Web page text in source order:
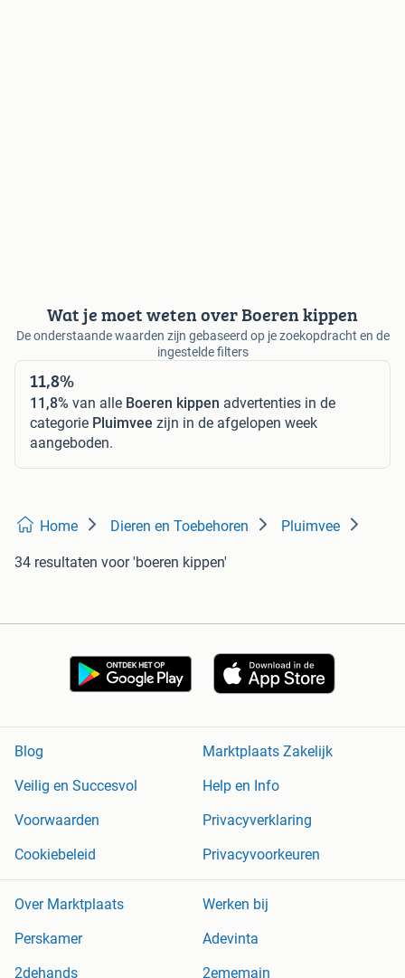
Wat je moet weten over Boeren kippen
De onderstaande waarden zijn gebaseerd op je zoekopdracht en de
ingestelde filters
11,8%
11,8% van alle Boeren kippen advertenties in de
categorie Pluimvee zijn in de afgelopen week
aangeboden.
Home Dieren en Toebehoren Pluimvee
34 resultaten voor 'boeren kippen'
Blog
Marktplaats Zakelijk
Veilig en Succesvol
Help en Info
Voorwaarden
Privacyverklaring
Cookiebeleid
Privacyvoorkeuren
Over Marktplaats
Werken bij
Perskamer
Adevinta
2dehands
2ememain